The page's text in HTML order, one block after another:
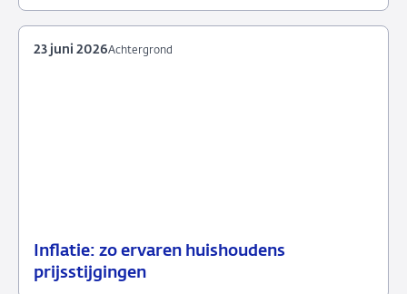
Inflatie: zo ervaren huishoudens
prijsstijgingen
23
Achtergrond
Achtergrond
23 juni 2026